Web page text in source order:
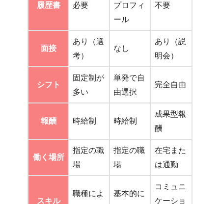
履歴書 必要
プロフィ
ール
不要
面接
あり（選
考）
なし
あり（説
明会）
シフト
固定制が
多い
単発で自
由選択
完全自由
報酬 時給制 時給制
成果型報
酬
働く場所
指定の職
場
指定の職
場
在宅また
は通勤
スキル
職種によ
基本的に
コミュニ
ケーショ